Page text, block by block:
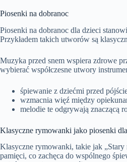
Piosenki na dobranoc
Piosenki na dobranoc dla dzieci
Przykładem takich utworów są
Muzyka przed snem wspiera zdrowe
wybierać współczesne utwory
śpiewanie z dziećmi przed
wzmacnia więź między
melodie te odgrywają znaczącą
Klasyczne rymowanki jako piosenki
Klasyczne rymowanki, takie jak „Stary
pamięci, co zachęca do wspólnego